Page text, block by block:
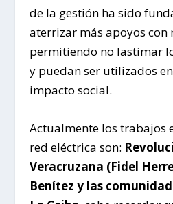
de la gestión ha sido
aterrizar más apoyos con
permitiendo no lastimar
y puedan ser utilizados
impacto social.
Actualmente los trabajos
red eléctrica son:
Veracruzana (Fidel
Benítez y las